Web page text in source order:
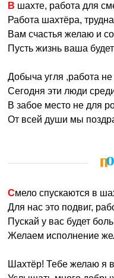
В шахте, работа для
Работа шахтёра,
Вам счастья желаю и
Пусть жизнь ваша
Добыча угля ,работа не
Сегодня эти люди
В забое место не для
От всей души мы
Смело спускаются в
Для нас это подвиг,
Пускай у вас будет
Желаем исполнение
Шахтёр! Тебе желаю я